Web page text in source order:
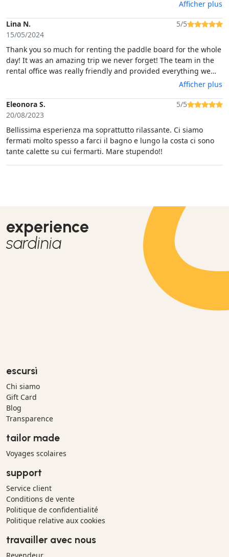
then let us keep the boards til 4pm (when they reopened) at
no extra cost. it meant my wife and daughter could have a go
at the beach and was really good of them
Afficher plus
Lina N.
15/05/2024
5/5
Thank you so much for renting the paddle board for the whole
day! It was an amazing trip we never forget! The team in the
rental office was really friendly and provided everything we
Afficher plus
Eleonora S.
20/08/2023
5/5
Bellissima esperienza ma soprattutto rilassante. Ci siamo
fermati molto spesso a farci il bagno e lungo la costa ci sono
tante calette su cui fermarti. Mare stupendo!!
experience
sardinia
escursì
Chi siamo
Gift Card
Blog
Transparence
tailor made
Voyages scolaires
support
Service client
Conditions de vente
Politique de confidentialité
Politique relative aux cookies
travailler avec nous